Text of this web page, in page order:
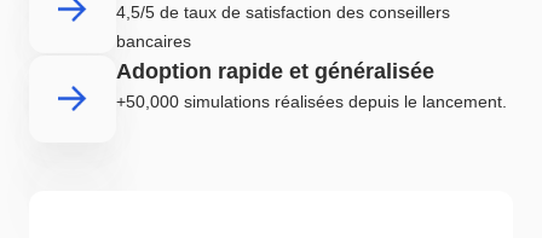
4,5/5 de taux de satisfaction des conseillers
bancaires
Adoption rapide et généralisée
+50,000 simulations réalisées depuis le lancement.